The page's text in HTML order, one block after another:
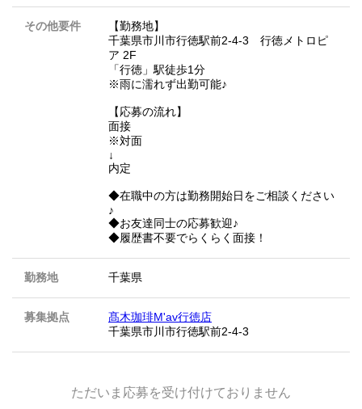
その他要件
【勤務地】
千葉県市川市行徳駅前2-4-3 行徳メトロピ
ア 2F
「行徳」駅徒歩1分
※雨に濡れず出勤可能♪
【応募の流れ】
面接
※対面
↓
内定
◆在職中の方は勤務開始日をご相談ください
♪
◆お友達同士の応募歓迎♪
◆履歴書不要でらくらく面接！
勤務地 千葉県
募集拠点
髙木珈琲M'av行徳店
千葉県市川市行徳駅前2-4-3
ただいま応募を受け付けておりません